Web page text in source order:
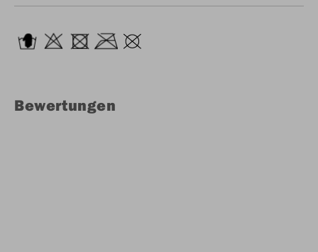
Bewertungen